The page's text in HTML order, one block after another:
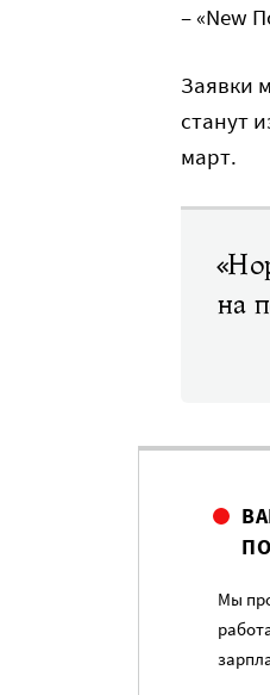
– «New
Заявки
станут
март.
на
Мы